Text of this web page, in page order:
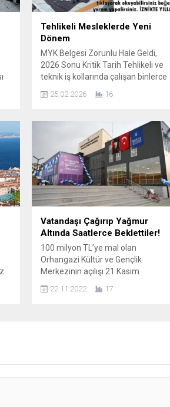
Tehlikeli Mesleklerde Yeni
Dönem
MYK Belgesi Zorunlu Hale Geldi,
2026 Sonu Kritik Tarih Tehlikeli ve
teknik iş kollarında çalışan binlerce
kişiyi yakından ilgilendiren önemli bir
düzenleme yürürlüğe girdi. Resmî
Mesleki Yeterlilik Kurumu
tarafından belirlenen 66 meslek
dalında Mesleki Yeterlilik Belgesi
zorunlu hale getirildi. Yeni
düzenleme ile birlikte çalışanlar ve
işverenler...
25.02.2026 16
Vatandaşı Çağırıp Yağmur
Altında Saatlerce Beklettiler!
100 milyon TL’ye mal olan
Orhangazi Kültür ve Gençlik
Merkezinin açılışı 21 Kasım
törenine Bursa Büyükşehir Belediye
Cumhur İttifakı İl Başkanları Davut
22.11.2022 17